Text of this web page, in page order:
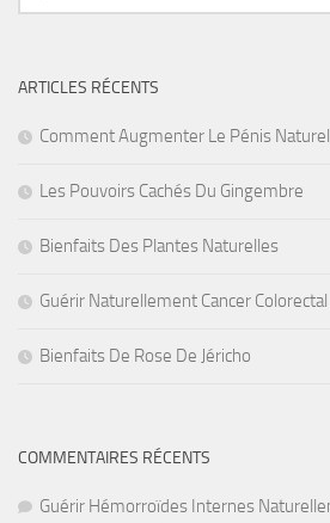
ARTICLES RÉCENTS
Comment Augmenter Le Pénis
Les Pouvoirs Cachés Du Gingembre
Bienfaits Des Plantes Naturelles
Guérir Naturellement Cancer Colorectal
Bienfaits De Rose De Jéricho
COMMENTAIRES RÉCENTS
Guérir Hémorroïdes Internes